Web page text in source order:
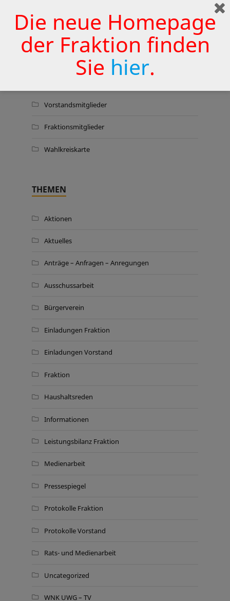
zu sichern
25. JUNI 2026
WER WIR SIND …
Vorstandsmitglieder
Fraktionsmitglieder
Wahlkreiskarte
THEMEN
Aktionen
Aktuelles
Anträge – Anfragen – Anregungen
Ausschussarbeit
Bürgerverein
Einladungen Fraktion
Einladungen Vorstand
Fraktion
Haushaltsreden
Informationen
Leistungsbilanz Fraktion
Medienarbeit
Pressespiegel
Protokolle Fraktion
Protokolle Vorstand
Rats- und Medienarbeit
Uncategorized
WNK UWG – TV
Die neue Homepage
der Fraktion finden
Sie hier.